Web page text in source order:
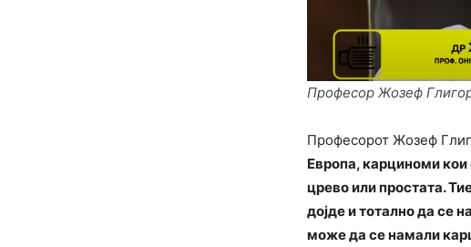
Професор Жозеф
Професорот Жозеф
Европа, карциноми кои
црево или простата.
дојде и тотално да се
може да се намали